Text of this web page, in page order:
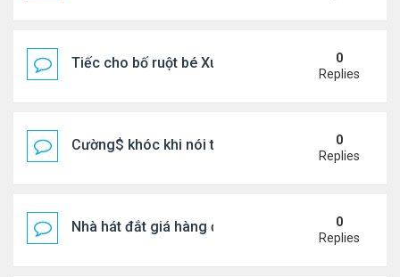
Tiếc cho bố ruột bé Xuân Mai ở Mỹ
0
Replies
Cường$ khóc khi nói thật về hôn nhân
0
Replies
Nhà hát đắt giá hàng đầu tg ở VN
0
Replies